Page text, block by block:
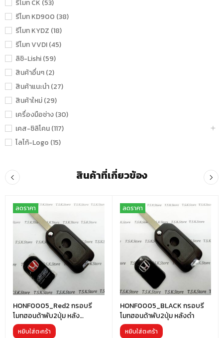
รีโมท CK (53)
รีโมท KD900 (38)
รีโมท KYDZ (18)
รีโมท VVDI (45)
ลิชิ-Lishi (59)
สินค้าอื่นๆ (2)
สินค้าแนะนำ (27)
สินค้าใหม่ (29)
เครื่องมือช่าง (30)
เคส-ซิลิโคน (117)
โลโก้-Logo (15)
สินค้าที่เกี่ยวข้อง
ลดราคา
HONF0005_Red2 กรอบรี
โมทฮอนด้าพับ2ปุ่ม หลัง
แดงMUGEN
หยิบใส่ตะกร้า
ลดราคา
HONF0005_BLACK กรอบรี
โมทฮอนด้าพับ2ปุ่ม หลังดำ
หยิบใส่ตะกร้า